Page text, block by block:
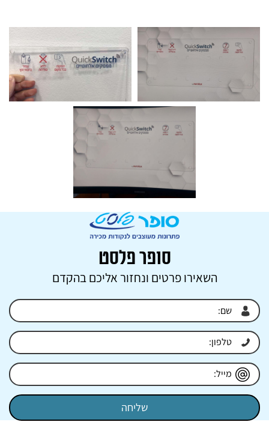
סופר פלסט
השאירו פרטים ונחזור אליכם בהקדם